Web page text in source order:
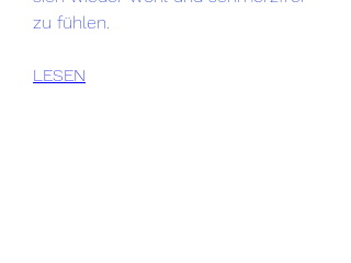
zu fühlen.
LESEN